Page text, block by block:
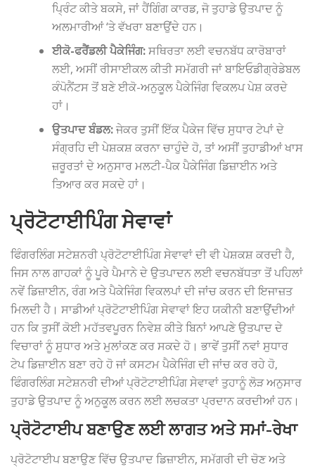
ਪ੍ਰਿੰਟ ਕੀਤੇ ਬਕਸੇ, ਜਾਂ ਹੈਂਗਿੰਗ ਕਾਰਡ, ਜੋ ਤੁਹਾਡੇ ਉਤਪਾਦ ਨੂੰ
ਅਲਮਾਰੀਆਂ ‘ਤੇ ਵੱਖਰਾ ਬਣਾਉਂਦੇ ਹਨ।
ਈਕੋ-ਫਰੈਂਡਲੀ ਪੈਕੇਜਿੰਗ:ਸਥਿਰਤਾ ਲਈ ਵਚਨਬੱਧ ਕਾਰੋਬਾਰਾਂ
ਲਈ, ਅਸੀਂ ਰੀਸਾਈਕਲ ਕੀਤੀ ਸਮੱਗਰੀ ਜਾਂ ਬਾਇਓਡੀਗ੍ਰੇਡੇਬਲ
ਕੰਪੋਨੈਂਟਸ ਤੋਂ ਬਣੇ ਈਕੋ-ਅਨੁਕੂਲ ਪੈਕੇਜਿੰਗ ਵਿਕਲਪ ਪੇਸ਼ ਕਰਦੇ
ਹਾਂ।
ਉਤਪਾਦ ਬੰਡਲ:ਜੇਕਰ ਤੁਸੀਂ ਇੱਕ ਪੈਕੇਜ ਵਿੱਚ ਸੁਧਾਰ ਟੇਪਾਂ ਦੇ
ਸੰਗ੍ਰਹਿ ਦੀ ਪੇਸ਼ਕਸ਼ ਕਰਨਾ ਚਾਹੁੰਦੇ ਹੋ, ਤਾਂ ਅਸੀਂ ਤੁਹਾਡੀਆਂ ਖਾਸ
ਜ਼ਰੂਰਤਾਂ ਦੇ ਅਨੁਸਾਰ ਮਲਟੀ-ਪੈਕ ਪੈਕੇਜਿੰਗ ਡਿਜ਼ਾਈਨ ਅਤੇ
ਤਿਆਰ ਕਰ ਸਕਦੇ ਹਾਂ।
ਪ੍ਰੋਟੋਟਾਈਪਿੰਗ ਸੇਵਾਵਾਂ
ਫਿੰਗਰਲਿੰਗ ਸਟੇਸ਼ਨਰੀ ਪ੍ਰੋਟੋਟਾਈਪਿੰਗ ਸੇਵਾਵਾਂ ਦੀ ਵੀ ਪੇਸ਼ਕਸ਼ ਕਰਦੀ ਹੈ,
ਜਿਸ ਨਾਲ ਗਾਹਕਾਂ ਨੂੰ ਪੂਰੇ ਪੈਮਾਨੇ ਦੇ ਉਤਪਾਦਨ ਲਈ ਵਚਨਬੱਧਤਾ ਤੋਂ ਪਹਿਲਾਂ
ਨਵੇਂ ਡਿਜ਼ਾਈਨ, ਰੰਗ ਅਤੇ ਪੈਕੇਜਿੰਗ ਵਿਕਲਪਾਂ ਦੀ ਜਾਂਚ ਕਰਨ ਦੀ ਇਜਾਜ਼ਤ
ਮਿਲਦੀ ਹੈ। ਸਾਡੀਆਂ ਪ੍ਰੋਟੋਟਾਈਪਿੰਗ ਸੇਵਾਵਾਂ ਇਹ ਯਕੀਨੀ ਬਣਾਉਂਦੀਆਂ
ਹਨ ਕਿ ਤੁਸੀਂ ਕੋਈ ਮਹੱਤਵਪੂਰਨ ਨਿਵੇਸ਼ ਕੀਤੇ ਬਿਨਾਂ ਆਪਣੇ ਉਤਪਾਦ ਦੇ
ਵਿਚਾਰਾਂ ਨੂੰ ਸੁਧਾਰ ਅਤੇ ਮੁਲਾਂਕਣ ਕਰ ਸਕਦੇ ਹੋ। ਭਾਵੇਂ ਤੁਸੀਂ ਨਵਾਂ ਸੁਧਾਰ
ਟੇਪ ਡਿਜ਼ਾਈਨ ਬਣਾ ਰਹੇ ਹੋ ਜਾਂ ਕਸਟਮ ਪੈਕੇਜਿੰਗ ਦੀ ਜਾਂਚ ਕਰ ਰਹੇ ਹੋ,
ਫਿੰਗਰਲਿੰਗ ਸਟੇਸ਼ਨਰੀ ਦੀਆਂ ਪ੍ਰੋਟੋਟਾਈਪਿੰਗ ਸੇਵਾਵਾਂ ਤੁਹਾਨੂੰ ਲੋੜ ਅਨੁਸਾਰ
ਤੁਹਾਡੇ ਉਤਪਾਦ ਨੂੰ ਅਨੁਕੂਲ ਕਰਨ ਲਈ ਲਚਕਤਾ ਪ੍ਰਦਾਨ ਕਰਦੀਆਂ ਹਨ।
ਪ੍ਰੋਟੋਟਾਈਪ ਬਣਾਉਣ ਲਈ ਲਾਗਤ ਅਤੇ ਸਮਾਂ-ਰੇਖਾ
ਪ੍ਰੋਟੋਟਾਈਪ ਬਣਾਉਣ ਵਿੱਚ ਉਤਪਾਦ ਡਿਜ਼ਾਈਨ, ਸਮੱਗਰੀ ਦੀ ਚੋਣ ਅਤੇ